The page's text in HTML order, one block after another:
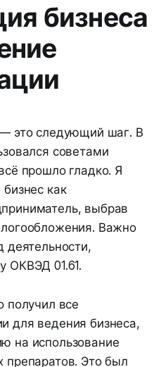
бизнеса
— это следующий шаг. В
советами
прошло гладко. Я
бизнес как
выбрав
Важно
деятельности,
ОКВЭД 01.61.
получил все
для ведения бизнеса,
на использование
препаратов. Это был